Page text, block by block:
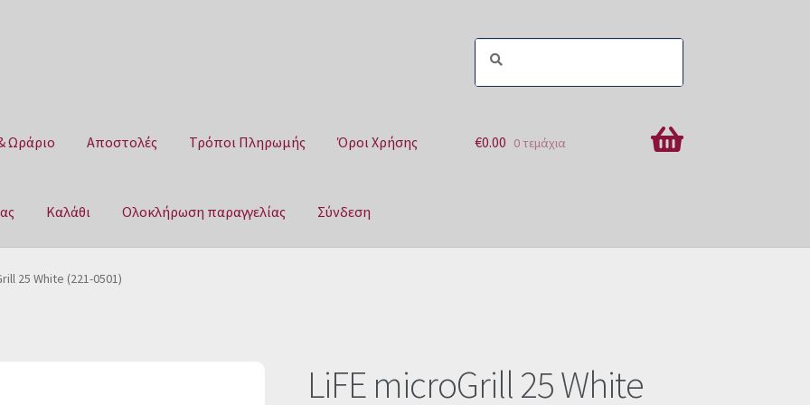
Ωράριο Αποστολές Τρόποι Πληρωμής Όροι Χρήσης
Καλάθι Ολοκλήρωση παραγγελίας Σύνδεση
Αποστολές Τρόποι Πληρωμής
€0.00 0 τεμάχια
25 White (221-0501)
LiFE microGrill 25 White